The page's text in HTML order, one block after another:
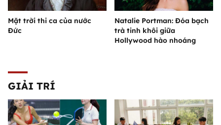
Mặt trời thi ca của nước
Đức
Natalie Portman: Đóa bạch
trà tinh khôi giữa
Hollywood hào nhoáng
GIẢI TRÍ